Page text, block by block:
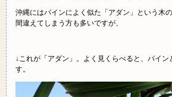
沖縄にはパインによく似た「アダン」という木
間違えてしまう方も多いですが、
↓これが「アダン」。よく見くらべると、パイン
す。